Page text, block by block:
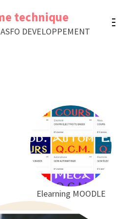
technique
DEVELOPPEMENT
Elearning MOODLE